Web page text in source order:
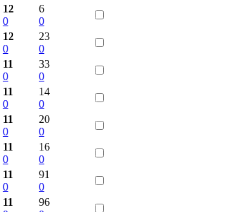
12
0
6
0
12
0
23
0
11
0
33
0
11
0
14
0
11
0
20
0
11
0
16
0
11
0
91
0
11
96